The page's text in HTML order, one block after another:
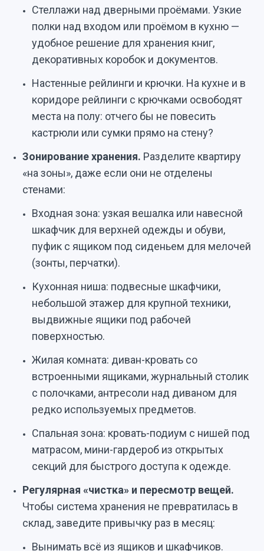
Стеллажи над дверными проёмами. Узкие
полки над входом или проёмом в кухню —
удобное решение для хранения книг,
декоративных коробок и документов.
Настенные рейлинги и крючки. На кухне и в
коридоре рейлинги с крючками освободят
места на полу: отчего бы не повесить
кастрюли или сумки прямо на стену?
Зонирование хранения. Разделите квартиру
«на зоны», даже если они не отделены
стенами:
Входная зона: узкая вешалка или навесной
шкафчик для верхней одежды и обуви,
пуфик с ящиком под сиденьем для мелочей
(зонты, перчатки).
Кухонная ниша: подвесные шкафчики,
небольшой этажер для крупной техники,
выдвижные ящики под рабочей
поверхностью.
Жилая комната: диван-кровать со
встроенными ящиками, журнальный столик
с полочками, антресоли над диваном для
редко используемых предметов.
Спальная зона: кровать-подиум с нишей под
матрасом, мини-гардероб из открытых
секций для быстрого доступа к одежде.
Регулярная «чистка» и пересмотр вещей.
Чтобы система хранения не превратилась в
склад, заведите привычку раз в месяц:
Вынимать всё из ящиков и шкафчиков.